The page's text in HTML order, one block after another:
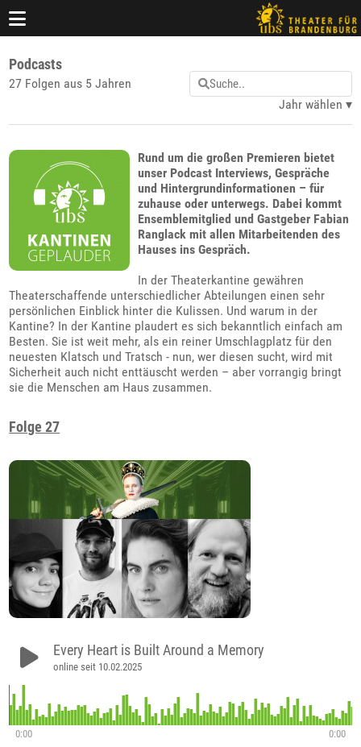
Podcasts
27 Folgen aus 5 Jahren
Jahr wählen
Rund um die großen Premieren bietet
unser Podcast Interviews, Gespräche
und Hintergrundinformationen – für
zuhause oder unterwegs. Dabei kommt
Ensemblemitglied und Gastgeber Fabian
Ranglack mit allen Mitarbeitenden des
Hauses ins Gespräch.
In der Theaterkantine gewähren
Theaterschaffende unterschiedlicher Abteilungen einen sehr
persönlichen Einblick hinter die Kulissen. Und warum in der
Kantine? In der Kantine plaudert es sich bekanntlich einfach am
Besten. Sie ist weit mehr, als ein reiner Umschlagplatz für den
neuesten Klatsch und Tratsch - nun, wer diesen sucht, wird mit
Sicherheit auch nicht enttäuscht werden – aber vorrangig bringt
sie die Menschen am Haus zusammen.
Folge 27
Every Heart is Built Around a Memory
online seit 10.02.2025
0:00
0:00